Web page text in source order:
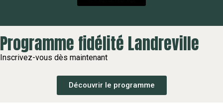
Programme fidélité Landreville
Inscrivez-vous dès maintenant
Découvrir le programme